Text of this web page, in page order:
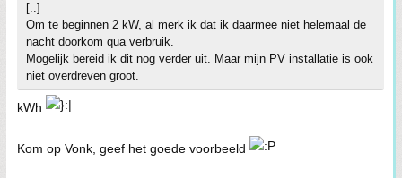
[..]
Om te beginnen 2 kW, al merk ik dat ik daarmee niet helemaal de
nacht doorkom qua verbruik.
Mogelijk bereid ik dit nog verder uit. Maar mijn PV installatie is ook
niet overdreven groot.
kWh
Kom op Vonk, geef het goede voorbeeld